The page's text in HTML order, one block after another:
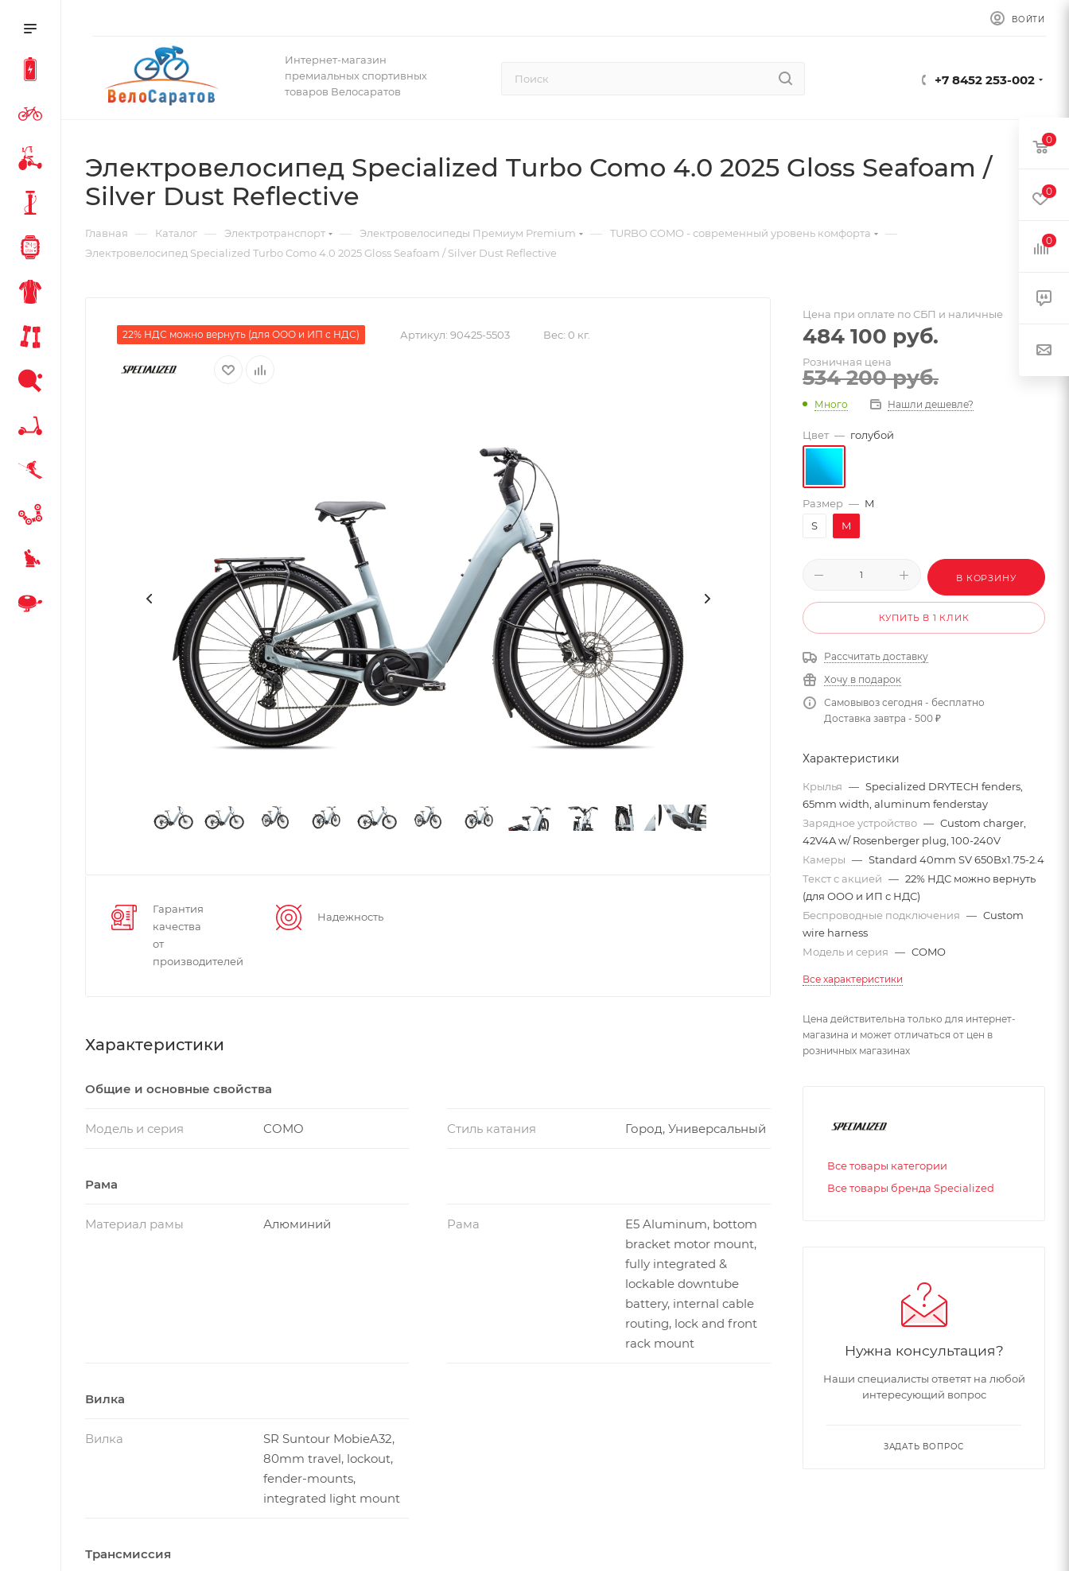
ВОЙТИ
Интернет-магазин
премиальных спортивных
товаров Велосаратов
+7 8452 253-002
Электровелосипед Specialized Turbo Como 4.0 2025 Gloss Seafoam /
Silver Dust Reflective
Главная — Каталог — Электротранспорт — Электровелосипеды Премиум Premium — TURBO COMO - современный уровень комфорта —
Электровелосипед Specialized Turbo Como 4.0 2025 Gloss Seafoam / Silver Dust Reflective
22% НДС можно вернуть (для ООО и ИП с НДС) Артикул: 90425-5503 Вес: 0 кг.
Гарантия
качества
от
производителей
Надежность
Характеристики
Общие и основные свойства
Модель и серия COMO Стиль катания Город, Универсальный
Рама
Материал рамы Алюминий Рама
E5 Aluminum, bottom
bracket motor mount,
fully integrated &
lockable downtube
battery, internal cable
routing, lock and front
rack mount
Вилка
Вилка
SR Suntour MobieA32,
80mm travel, lockout,
fender-mounts,
integrated light mount
Трансмиссия
Цена при оплате по СБП и наличные
484 100 руб.
Розничная цена
534 200руб.
Много Нашли дешевле?
Цвет — голубой
Размер — M
S
M
В КОРЗИНУ
КУПИТЬ В 1 КЛИК
Рассчитать доставку
Хочу в подарок
Самовывоз сегодня - бесплатно
Доставка завтра - 500 ₽
Характеристики
Крылья — Specialized DRYTECH fenders,
65mm width, aluminum fenderstay
Зарядное устройство — Custom charger,
42V4A w/ Rosenberger plug, 100-240V
Камеры — Standard 40mm SV 650Bx1.75-2.4
Текст с акцией — 22% НДС можно вернуть
(для ООО и ИП с НДС)
Беспроводные подключения — Custom
wire harness
Модель и серия — COMO
Все характеристики
Цена действительна только для интернет-
магазина и может отличаться от цен в
розничных магазинах
Все товары категории
Все товары бренда Specialized
Нужна консультация?
Наши специалисты ответят на любой
интересующий вопрос
ЗАДАТЬ ВОПРОС
0
0
0